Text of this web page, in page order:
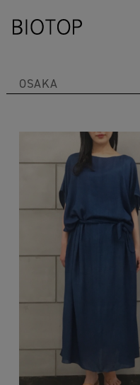
OSAKA